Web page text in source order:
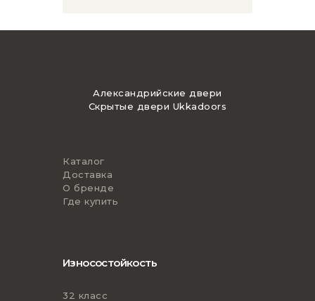
Александрийские двери
Скрытые двери Ukkadoors
Каталог
Доставка
О бренде
Где купить
Износостойкость
32 класс